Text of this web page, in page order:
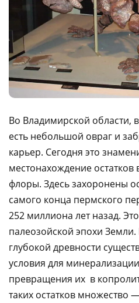
Во Владимирской области,
есть небольшой овраг и
карьер. Сегодня это
местонахождение
флоры. Здесь захоронены
самого конца пермского
252 миллиона лет назад.
палеозойской эпохи
глубокой древности
условия для
превращения их в
таких остатков множество